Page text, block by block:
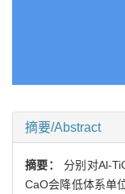
摘要/Abstract
摘要： 分别对Al-
CaO会降低体系单